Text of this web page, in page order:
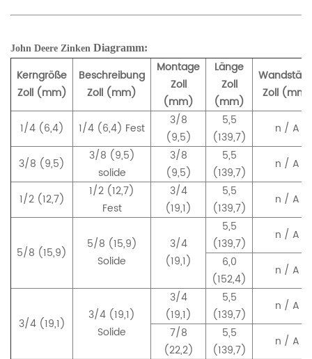
John Deere Zinken Diagramm:
Kerngröße
Zoll (mm)
Beschreibung
Zoll (mm)
Montage
Zoll
(mm)
Länge
Zoll
(mm)
Zoll (mm)
1/4 (6,4) 1/4 (6,4) Fest
3/8
(9,5)
5,5
(139,7)
n / A
3/8 (9,5)
3/8 (9,5)
solide
3/8
(9,5)
5,5
(139,7)
n / A
1/2 (12,7)
1/2 (12,7)
Fest
3/4
(19,1)
5,5
(139,7)
n / A
5/8 (15,9)
5/8 (15,9)
Solide
3/4
(19,1)
5,5
(139,7)
n / A
6,0
(152,4)
n / A
3/4 (19,1)
3/4 (19,1)
Solide
3/4
(19,1)
5,5
(139,7)
n / A
7/8
(22,2)
5,5
(139,7)
n / A